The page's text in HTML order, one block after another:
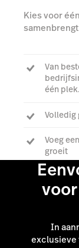
Kies voor
Van
één plek.
Volledig
Voeg
groeit
Praat met
In
exclusieve